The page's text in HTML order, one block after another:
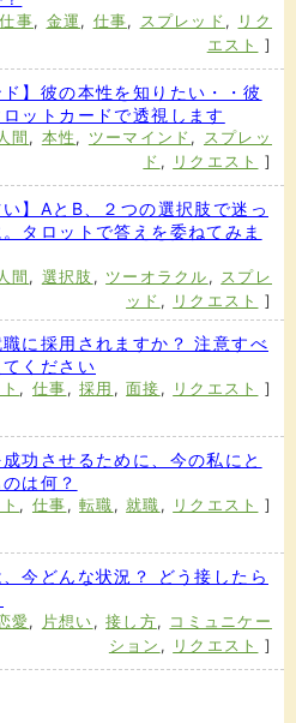
仕事, 金運 , 仕事, スプレッド ,
リク
エスト
]
ド】彼の本性を知りたい・・彼
ットカードで透視します
間 , 本性 , ツーマインド , スプレッ
ド , リクエスト ]
い】AとB、２つの選択肢で迷っ
タロットで答えを委ねてみま
人間 , 選択肢 , ツーオラクル , スプレ
ッド , リクエスト ]
に採用されますか？ 注意すべ
ください
, 仕事 ,採用 ,面接 , リクエスト ]
功させるために、今の私にと
は何？
, 仕事 ,転職 ,就職 , リクエスト ]
今どんな状況？ どう接したら
愛, 片想い ,接し方, コミュニケー
ション , リクエスト ]